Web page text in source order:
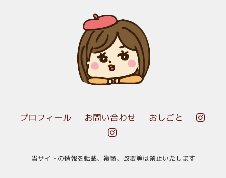
プロフィール お問い合わせ おしごと


当サイトの情報を転載、複製、改変等は禁止いたします